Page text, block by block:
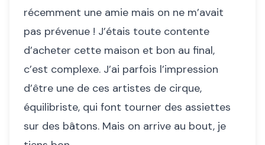
récemment une amie mais on ne m’avait
pas prévenue ! J’étais toute contente
d’acheter cette maison et bon au final,
c’est complexe. J’ai parfois l’impression
d’être une de ces artistes de cirque,
équilibriste, qui font tourner des assiettes
sur des bâtons. Mais on arrive au bout, je